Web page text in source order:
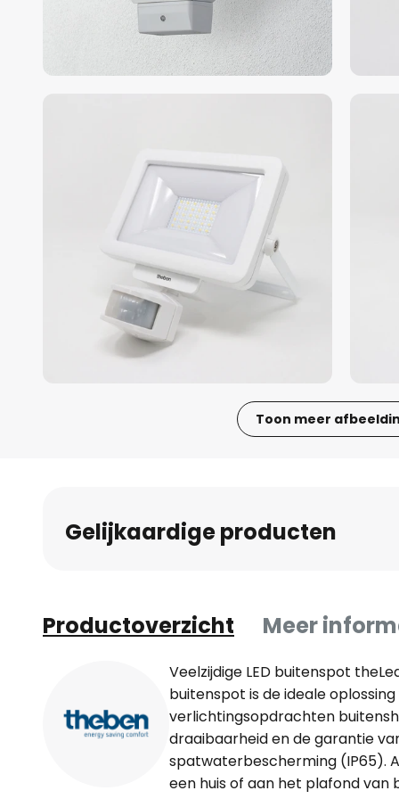
Toon meer
vanGelijkaardige producten
Productoverzicht Meer
Veelzijdige LED buitenspot
buitenspot is de ideale
verlichtingsopdrachten
draaibaarheid en de garantie
spatwaterbescherming (IP65).
een huis of aan het plafond